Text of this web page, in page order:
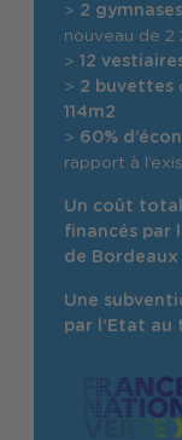
> 2 gymnases
nouveau de 2
> 12
> 2 buvettes
114m2
> 60%
rapport à
Un coût total
financés par
de
Une
par l’Etat